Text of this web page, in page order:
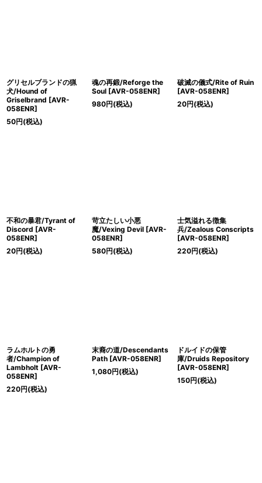
グリセルブランドの猟
犬/Hound of
Griselbrand [AVR-
058ENR]
50円(税込)
魂の再鍛/Reforge the
Soul [AVR-058ENR]
980円(税込)
破滅の儀式/Rite of Ruin
[AVR-058ENR]
20円(税込)
不和の暴君/Tyrant of
Discord [AVR-
058ENR]
20円(税込)
苛立たしい小悪
魔/Vexing Devil [AVR-
058ENR]
580円(税込)
士気溢れる徴集
兵/Zealous Conscripts
[AVR-058ENR]
220円(税込)
ラムホルトの勇
者/Champion of
Lambholt [AVR-
058ENR]
220円(税込)
末裔の道/Descendants
Path [AVR-058ENR]
1,080円(税込)
ドルイドの保管
庫/Druids Repository
[AVR-058ENR]
150円(税込)